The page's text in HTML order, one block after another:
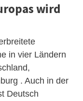
wird
in vier Ländern
. Auch in der
Deutsch